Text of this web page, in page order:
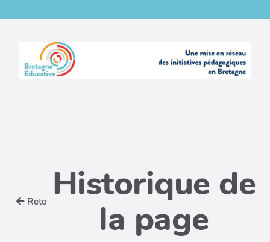
Retour Historique de
la page